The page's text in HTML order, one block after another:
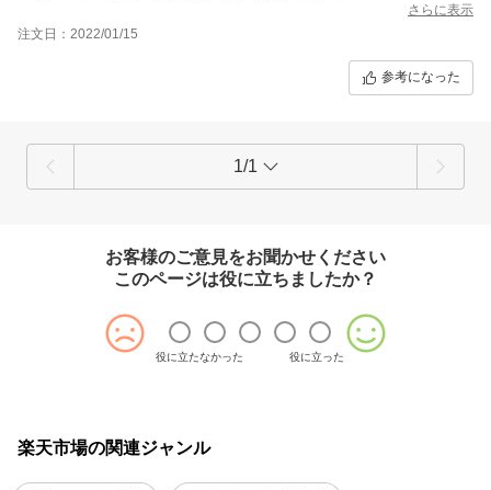
さらに表示
注文日：2022/01/15
参考になった
1/1
お客様のご意見をお聞かせください
このページは役に立ちましたか？
役に立たなかった 役に立った
楽天市場の関連ジャンル